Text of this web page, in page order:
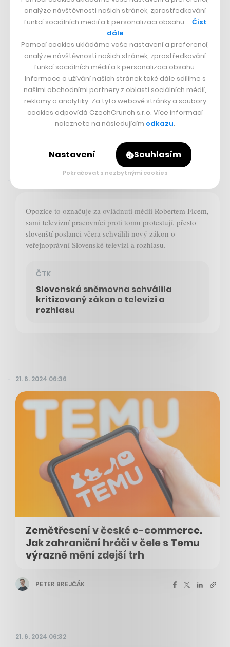
Ze druhého startupu s Mitonem se
Filip Mikschik po rozjezdu stáhl. Část
podílu prodal jeho šéfovi
ONDŘEJ HOLZMAN
Zaujalo nás
Opozice to označuje za ovládnutí médií Robertem Ficem,
sami televizní pracovníci proti tomu protestují, přesto
slovenští poslanci včera schválili nový zákon o
veřejnoprávní Slovenské televizi a rozhlasu.
ČTK
Slovenská sněmovna schválila
kritizovaný zákon o televizi a
rozhlasu
21. 6. 2024 06:36
Zemětřesení v české e-commerce.
Jak zahraniční hráči v čele s Temu
výrazně mění zdejší trh
PETER BREJČÁK
21. 6. 2024 06:32
analýze návštěvnosti našich stránek, zprostředkování
funkcí sociálních médií a k personalizaci obsahu … Číst
dále
Pomocí cookies ukládáme vaše nastavení a preferencí,
analýze návštěvnosti našich stránek, zprostředkování
funkcí sociálních médií a k personalizaci obsahu.
Informace o užívání našich stránek také dále sdílíme s
našimi obchodními partnery z oblasti sociálních médií,
reklamy a analytiky. Za tyto webové stránky a soubory
cookies odpovídá CzechCrunch s.r.o. Více informací
naleznete na následujícím odkazu.
Nastavení Souhlasím
Pokračovat s nezbytnými cookies